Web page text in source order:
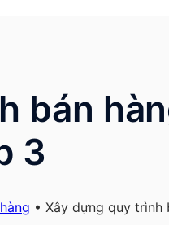
bán
3
• Xây dựng quy trình